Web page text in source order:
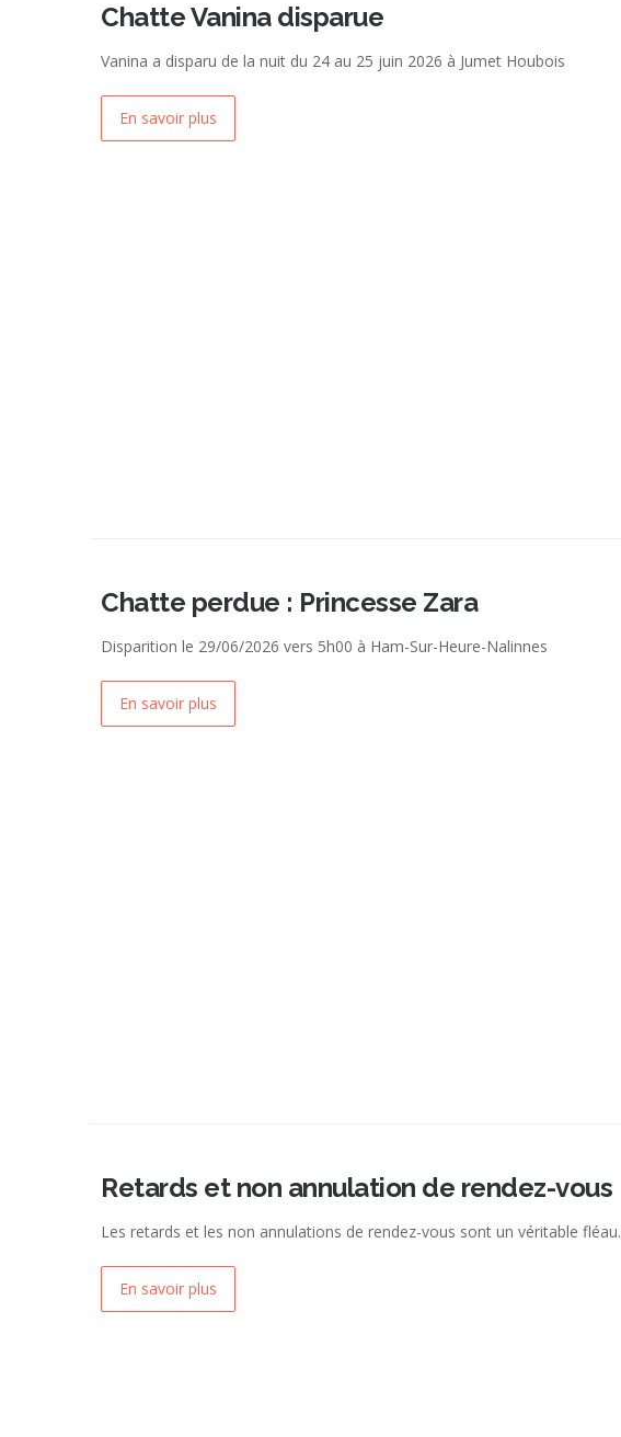
Chatte Vanina disparue
Vanina a disparu de la nuit du 24 au 25 juin 2026 à Jumet Houbois
En savoir plus
Chatte perdue : Princesse Zara
Disparition le 29/06/2026 vers 5h00 à Ham-Sur-Heure-Nalinnes
En savoir plus
Retards et non annulation de rendez-vous
Les retards et les non annulations de rendez-vous sont un véritable fléau.
En savoir plus